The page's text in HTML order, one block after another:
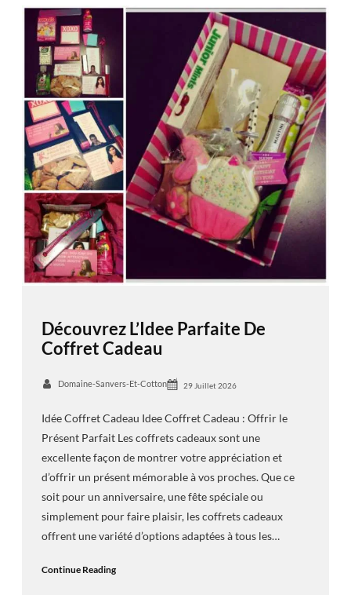
Découvrez L’Idee Parfaite De
Coffret Cadeau
Domaine-Sanvers-Et-Cotton 29 Juillet 2026
Idée Coffret Cadeau Idee Coffret Cadeau : Offrir le
Présent Parfait Les coffrets cadeaux sont une
excellente façon de montrer votre appréciation et
d’offrir un présent mémorable à vos proches. Que ce
soit pour un anniversaire, une fête spéciale ou
simplement pour faire plaisir, les coffrets cadeaux
offrent une variété d’options adaptées à tous les…
Continue Reading